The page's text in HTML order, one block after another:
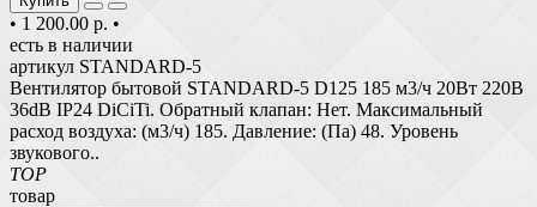
• 1 200.00 р. •
есть в наличии
артикул STANDARD-5
Вентилятор бытовой STANDARD-5 D125 185 м3/ч 20Вт 220В
36dB IP24 DiCiTi. Обратный клапан: Нет. Максимальный
расход воздуха: (м3/ч) 185. Давление: (Па) 48. Уровень
звукового..
TOP
товар